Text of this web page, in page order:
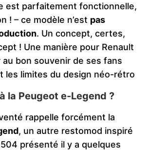
est parfaitement fonctionnelle,
! – ce modèle n’est pas
. Un concept, certes,
! Une manière pour Renault
bon souvenir de ses fans
les limites du design néo-rétro​
la Peugeot e-Legend ?
rappelle forcément la
, un autre restomod inspiré
présenté il y a quelques